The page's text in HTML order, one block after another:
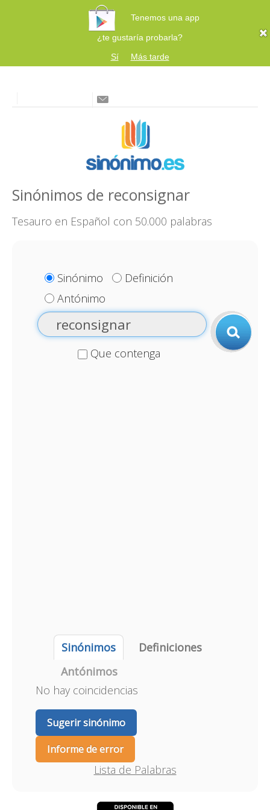
Tenemos una app
¿te gustaría probarla?
Sí
Más tarde
Sinónimos de reconsignar
Tesauro en Español con 50.000 palabras
Sinónimo
Definición
Antónimo
Que contenga
Sinónimos
Definiciones
Antónimos
No hay coincidencias
Sugerir sinónimo
Informe de error
Lista de Palabras